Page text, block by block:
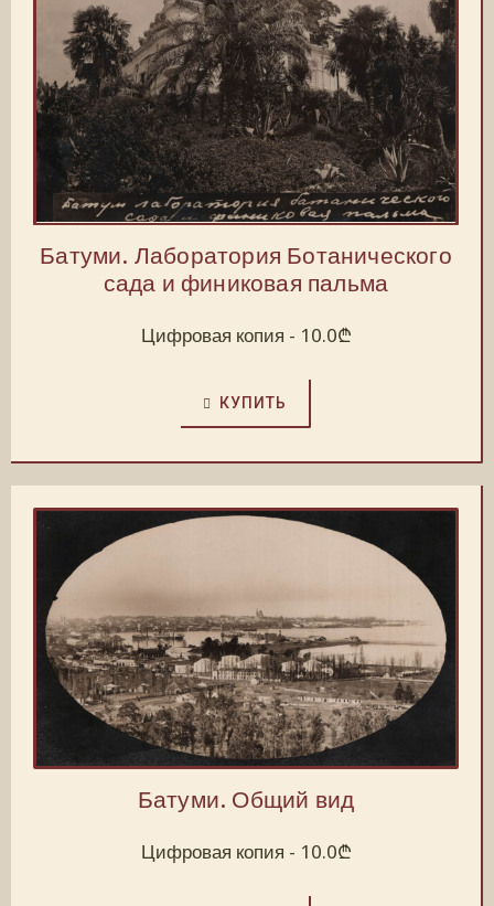
Батуми. Лаборатория Ботанического
сада и финиковая пальма
Цифровая копия - 10.0₾
КУПИТЬ
Батуми. Общий вид
Цифровая копия - 10.0₾